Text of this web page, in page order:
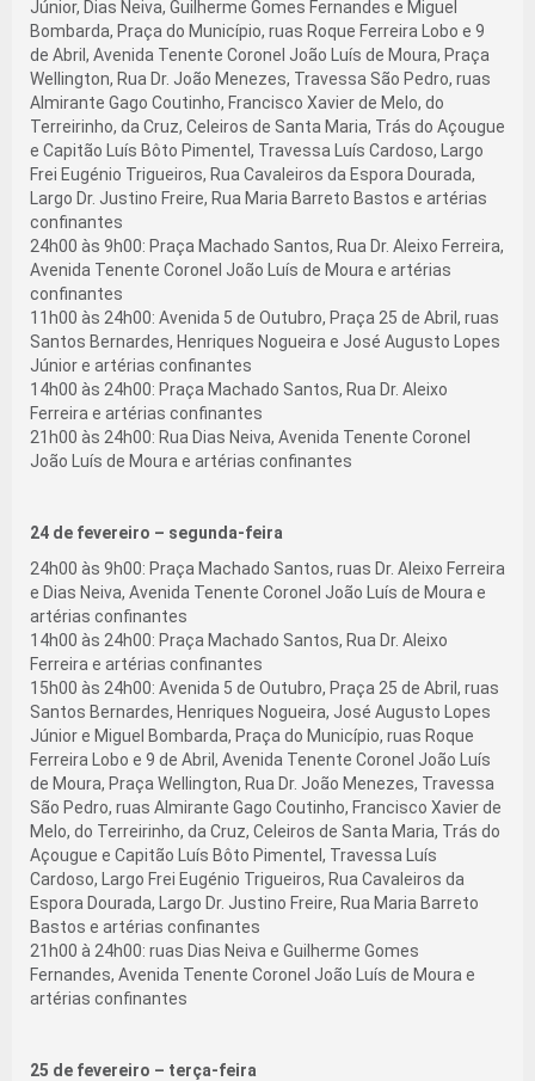
Júnior, Dias Neiva, Guilherme Gomes Fernandes e Miguel
Bombarda, Praça do Município, ruas Roque Ferreira Lobo e 9
de Abril, Avenida Tenente Coronel João Luís de Moura, Praça
Wellington, Rua Dr. João Menezes, Travessa São Pedro, ruas
Almirante Gago Coutinho, Francisco Xavier de Melo, do
Terreirinho, da Cruz, Celeiros de Santa Maria, Trás do Açougue
e Capitão Luís Bôto Pimentel, Travessa Luís Cardoso, Largo
Frei Eugénio Trigueiros, Rua Cavaleiros da Espora Dourada,
Largo Dr. Justino Freire, Rua Maria Barreto Bastos e artérias
confinantes
24h00 às 9h00: Praça Machado Santos, Rua Dr. Aleixo Ferreira,
Avenida Tenente Coronel João Luís de Moura e artérias
confinantes
11h00 às 24h00: Avenida 5 de Outubro, Praça 25 de Abril, ruas
Santos Bernardes, Henriques Nogueira e José Augusto Lopes
Júnior e artérias confinantes
14h00 às 24h00: Praça Machado Santos, Rua Dr. Aleixo
Ferreira e artérias confinantes
21h00 às 24h00: Rua Dias Neiva, Avenida Tenente Coronel
João Luís de Moura e artérias confinantes
24 de fevereiro – segunda-feira
24h00 às 9h00: Praça Machado Santos, ruas Dr. Aleixo Ferreira
e Dias Neiva, Avenida Tenente Coronel João Luís de Moura e
artérias confinantes
14h00 às 24h00: Praça Machado Santos, Rua Dr. Aleixo
Ferreira e artérias confinantes
15h00 às 24h00: Avenida 5 de Outubro, Praça 25 de Abril, ruas
Santos Bernardes, Henriques Nogueira, José Augusto Lopes
Júnior e Miguel Bombarda, Praça do Município, ruas Roque
Ferreira Lobo e 9 de Abril, Avenida Tenente Coronel João Luís
de Moura, Praça Wellington, Rua Dr. João Menezes, Travessa
São Pedro, ruas Almirante Gago Coutinho, Francisco Xavier de
Melo, do Terreirinho, da Cruz, Celeiros de Santa Maria, Trás do
Açougue e Capitão Luís Bôto Pimentel, Travessa Luís
Cardoso, Largo Frei Eugénio Trigueiros, Rua Cavaleiros da
Espora Dourada, Largo Dr. Justino Freire, Rua Maria Barreto
Bastos e artérias confinantes
21h00 à 24h00: ruas Dias Neiva e Guilherme Gomes
Fernandes, Avenida Tenente Coronel João Luís de Moura e
artérias confinantes
25 de fevereiro – terça-feira